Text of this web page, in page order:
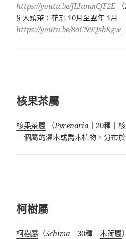
https://youtu.be/JLIumnCfF2E
（
§ 大頭茶：花期 10月至翌年 1 月
https://youtu.be/8oCN9QsbKgw
核果茶屬
核果茶屬 （Pyrenaria ｜20種｜
一個屬的灌木或喬木植物，分布於
柯樹屬
柯樹屬 （Schima ｜30種｜ 木荷屬